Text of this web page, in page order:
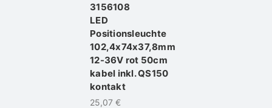
3156108
LED
Positionsleuchte
102,4x74x37,8mm
12-36V rot 50cm
kabel inkl. QS150
kontakt
25,07 €